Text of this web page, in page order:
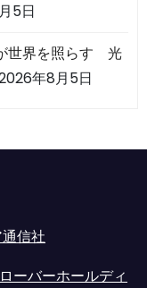
5日
世界を照らす 光
年8月5日
信社
ーバーホールディ